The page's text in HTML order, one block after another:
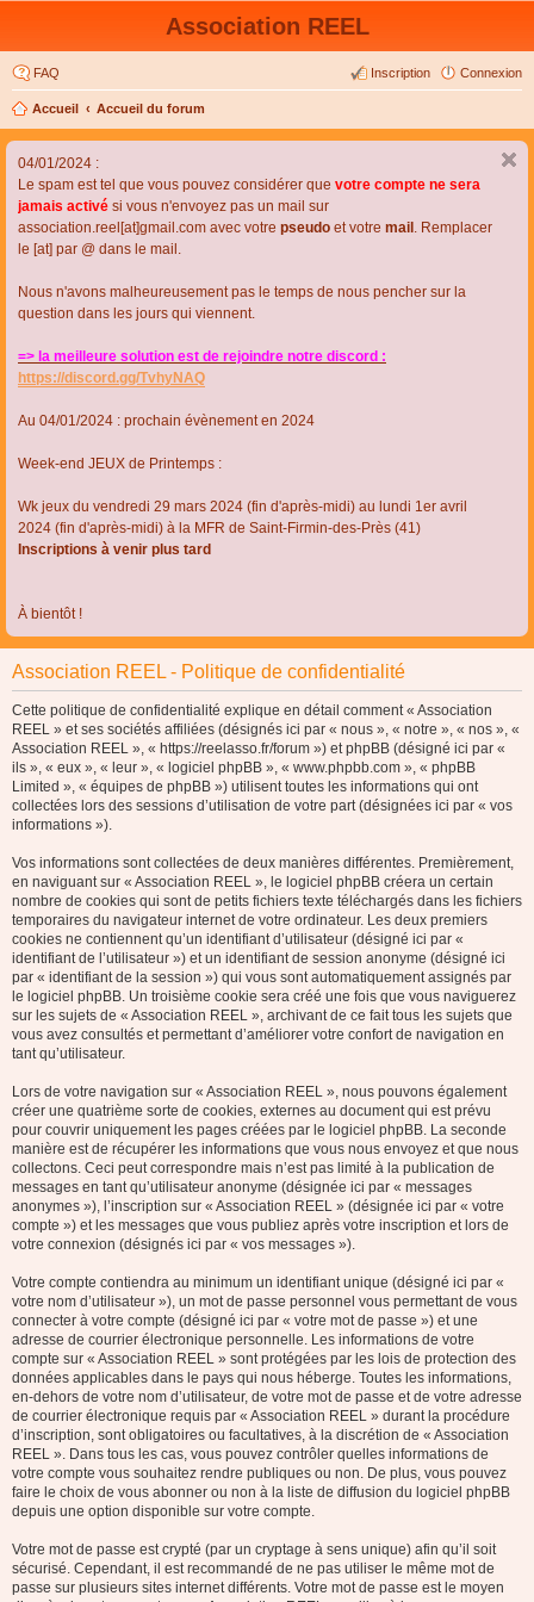
Association REEL
FAQ Connexion
Inscription
Accueil Accueil du forum
04/01/2024 :
Le spam est tel que vous pouvez considérer que votre compte ne sera
jamais activé si vous n'envoyez pas un mail sur
association.reel[at]gmail.com avec votre pseudo et votre mail . Remplacer
le [at] par @ dans le mail.
Nous n'avons malheureusement pas le temps de nous pencher sur la
question dans les jours qui viennent.
=> la meilleure solution est de rejoindre notre discord :
https://discord.gg/TvhyNAQ
Au 04/01/2024 : prochain évènement en 2024
Week-end JEUX de Printemps :
Wk jeux du vendredi 29 mars 2024 (fin d'après-midi) au lundi 1er avril
2024 (fin d'après-midi) à la MFR de Saint-Firmin-des-Près (41)
Inscriptions à venir plus tard
À bientôt !
Association REEL - Politique de confidentialité
Cette politique de confidentialité explique en détail comment « Association
REEL » et ses sociétés affiliées (désignés ici par « nous », « notre », « nos », «
Association REEL », « https://reelasso.fr/forum ») et phpBB (désigné ici par «
ils », « eux », « leur », « logiciel phpBB », « www.phpbb.com », « phpBB
Limited », « équipes de phpBB ») utilisent toutes les informations qui ont
collectées lors des sessions d’utilisation de votre part (désignées ici par « vos
informations »).
Vos informations sont collectées de deux manières différentes. Premièrement,
en naviguant sur « Association REEL », le logiciel phpBB créera un certain
nombre de cookies qui sont de petits fichiers texte téléchargés dans les fichiers
temporaires du navigateur internet de votre ordinateur. Les deux premiers
cookies ne contiennent qu’un identifiant d’utilisateur (désigné ici par «
identifiant de l’utilisateur ») et un identifiant de session anonyme (désigné ici
par « identifiant de la session ») qui vous sont automatiquement assignés par
le logiciel phpBB. Un troisième cookie sera créé une fois que vous naviguerez
sur les sujets de « Association REEL », archivant de ce fait tous les sujets que
vous avez consultés et permettant d’améliorer votre confort de navigation en
tant qu’utilisateur.
Lors de votre navigation sur « Association REEL », nous pouvons également
créer une quatrième sorte de cookies, externes au document qui est prévu
pour couvrir uniquement les pages créées par le logiciel phpBB. La seconde
manière est de récupérer les informations que vous nous envoyez et que nous
collectons. Ceci peut correspondre mais n’est pas limité à la publication de
messages en tant qu’utilisateur anonyme (désignée ici par « messages
anonymes »), l’inscription sur « Association REEL » (désignée ici par « votre
compte ») et les messages que vous publiez après votre inscription et lors de
votre connexion (désignés ici par « vos messages »).
Votre compte contiendra au minimum un identifiant unique (désigné ici par «
votre nom d’utilisateur »), un mot de passe personnel vous permettant de vous
connecter à votre compte (désigné ici par « votre mot de passe ») et une
adresse de courrier électronique personnelle. Les informations de votre
compte sur « Association REEL » sont protégées par les lois de protection des
données applicables dans le pays qui nous héberge. Toutes les informations,
en-dehors de votre nom d’utilisateur, de votre mot de passe et de votre adresse
de courrier électronique requis par « Association REEL » durant la procédure
d’inscription, sont obligatoires ou facultatives, à la discrétion de « Association
REEL ». Dans tous les cas, vous pouvez contrôler quelles informations de
votre compte vous souhaitez rendre publiques ou non. De plus, vous pouvez
faire le choix de vous abonner ou non à la liste de diffusion du logiciel phpBB
depuis une option disponible sur votre compte.
Votre mot de passe est crypté (par un cryptage à sens unique) afin qu’il soit
sécurisé. Cependant, il est recommandé de ne pas utiliser le même mot de
passe sur plusieurs sites internet différents. Votre mot de passe est le moyen